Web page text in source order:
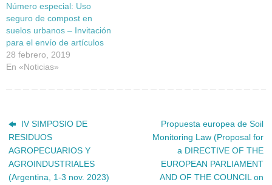
Número especial: Uso
seguro de compost en
suelos urbanos – Invitación
para el envío de artículos
28 febrero, 2019
En «Noticias»
IV SIMPOSIO DE
RESIDUOS
AGROPECUARIOS Y
AGROINDUSTRIALES
(Argentina, 1-3 nov. 2023)
Propuesta europea de Soil
Monitoring Law (Proposal for
a DIRECTIVE OF THE
EUROPEAN PARLIAMENT
AND OF THE COUNCIL on